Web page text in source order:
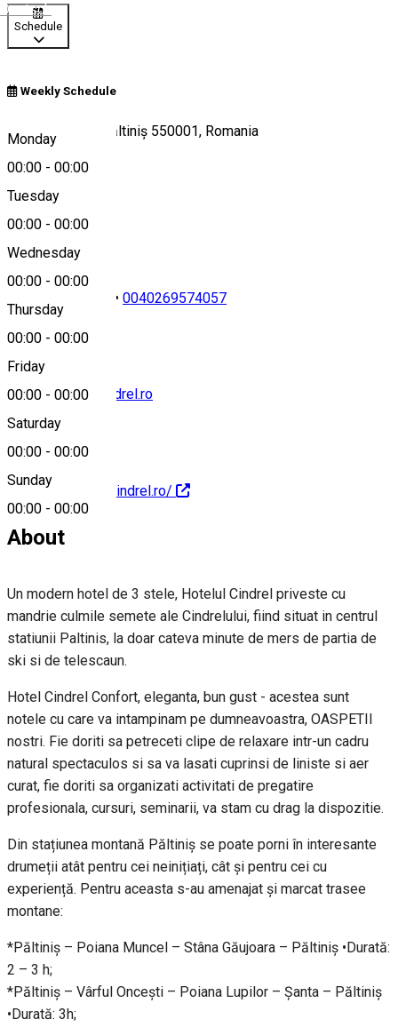
Deutsch
Schedule
Weekly Schedule
Monday
00:00 - 00:00
Tuesday
00:00 - 00:00
Wednesday
00:00 - 00:00
Thursday
00:00 - 00:00
Friday
00:00 - 00:00
Saturday
00:00 - 00:00
Sunday
00:00 - 00:00
Strada Cindrel, Păltiniș 550001, Romania
Map
• 0040269574057
contact@hotelcindrel.ro
http://www.hotelcindrel.ro/
About
Un modern hotel de 3 stele, Hotelul Cindrel priveste cu
mandrie culmile semete ale Cindrelului, fiind situat in centrul
statiunii Paltinis, la doar cateva minute de mers de partia de
ski si de telescaun.
Hotel Cindrel Confort, eleganta, bun gust - acestea sunt
notele cu care va intampinam pe dumneavoastra, OASPETII
nostri. Fie doriti sa petreceti clipe de relaxare intr-un cadru
natural spectaculos si sa va lasati cuprinsi de liniste si aer
curat, fie doriti sa organizati activitati de pregatire
profesionala, cursuri, seminarii, va stam cu drag la dispozitie.
Din stațiunea montană Păltiniș se poate porni în interesante
drumeții atât pentru cei neinițiați, cât și pentru cei cu
experiență. Pentru aceasta s-au amenajat și marcat trasee
montane:
*Păltiniș – Poiana Muncel – Stâna Găujoara – Păltiniș •Durată:
2 – 3 h;
*Păltiniș – Vârful Oncești – Poiana Lupilor – Șanta – Păltiniș
•Durată: 3h;